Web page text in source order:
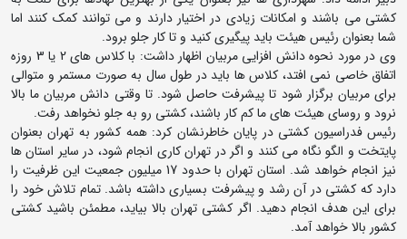
کشتی می باشند و امکانات زیادی در اختیار دارند و می توانند کمک کنند اما
شما بعنوان رئیس هیئت باید پیگیری کنید و تا کار جلو برود.
وی در مورد نحوه دانش افزایی مربیان اظهار داشت: با کلاس های 2 یا 3 روزه
اتفاق خاصی نمی افتد، کلاس ها باید در طول سال به صورت مستمر و متوالی
برای مربیان برگزار شود تا پیشرفت حاصل شود. تا وقتی دانش مربیان ما بالا
نرود و روسای هیئت های ما کم کار باشند، کشتی رو به جلو نخواهد رفت.
رئیس فدراسیون کشتی در پایان خاطرنشان کرد: همه کشور به تهران بعنوان
پایتخت و الگو نگاه می کنند و اگر در تهران کاری انجام شود، در سایر استان ها
نیز انجام خواهد شد. استان تهران با حدود 17 میلیون جمعیت این ظرفیت را
دارد که کشتی در آن رشد و پیشرفت بسیاری داشته باشد. تمام تلاش خود را
برای این هدف انجام دهید. اگر کشتی تهران بالا بیاید،‌ مطمئن باشید کشتی
کشور بالا خواهد آمد.